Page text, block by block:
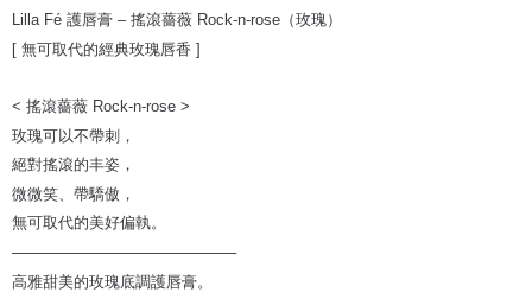
NT$65/order | Free shipping on orders of NT$1,500 or more
Lilla Fé 護唇膏 – 搖滾薔薇 Rock-n-rose（玫瑰）
[ 無可取代的經典玫瑰唇香 ]
< 搖滾薔薇 Rock-n-rose >
玫瑰可以不帶刺，
絕對搖滾的丰姿，
微微笑、帶驕傲，
無可取代的美好偏執。
─────────────────────
高雅甜美的玫瑰底調護唇膏。